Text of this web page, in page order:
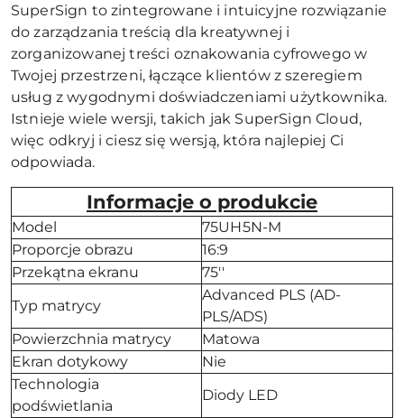
SuperSign to zintegrowane i intuicyjne rozwiązanie
do zarządzania treścią dla kreatywnej i
zorganizowanej treści oznakowania cyfrowego w
Twojej przestrzeni, łączące klientów z szeregiem
usług z wygodnymi doświadczeniami użytkownika.
Istnieje wiele wersji, takich jak SuperSign Cloud,
więc odkryj i ciesz się wersją, która najlepiej Ci
odpowiada.
Informacje o produkcie
Model
75UH5N-M
Proporcje obrazu
16:9
Przekątna ekranu
75''
Typ matrycy
Advanced PLS (AD-
PLS/ADS)
Powierzchnia matrycy
Matowa
Ekran dotykowy
Nie
Technologia
podświetlania
Diody LED